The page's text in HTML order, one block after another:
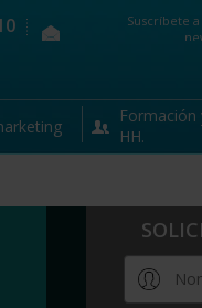
Suscríbete
Formación
HH.